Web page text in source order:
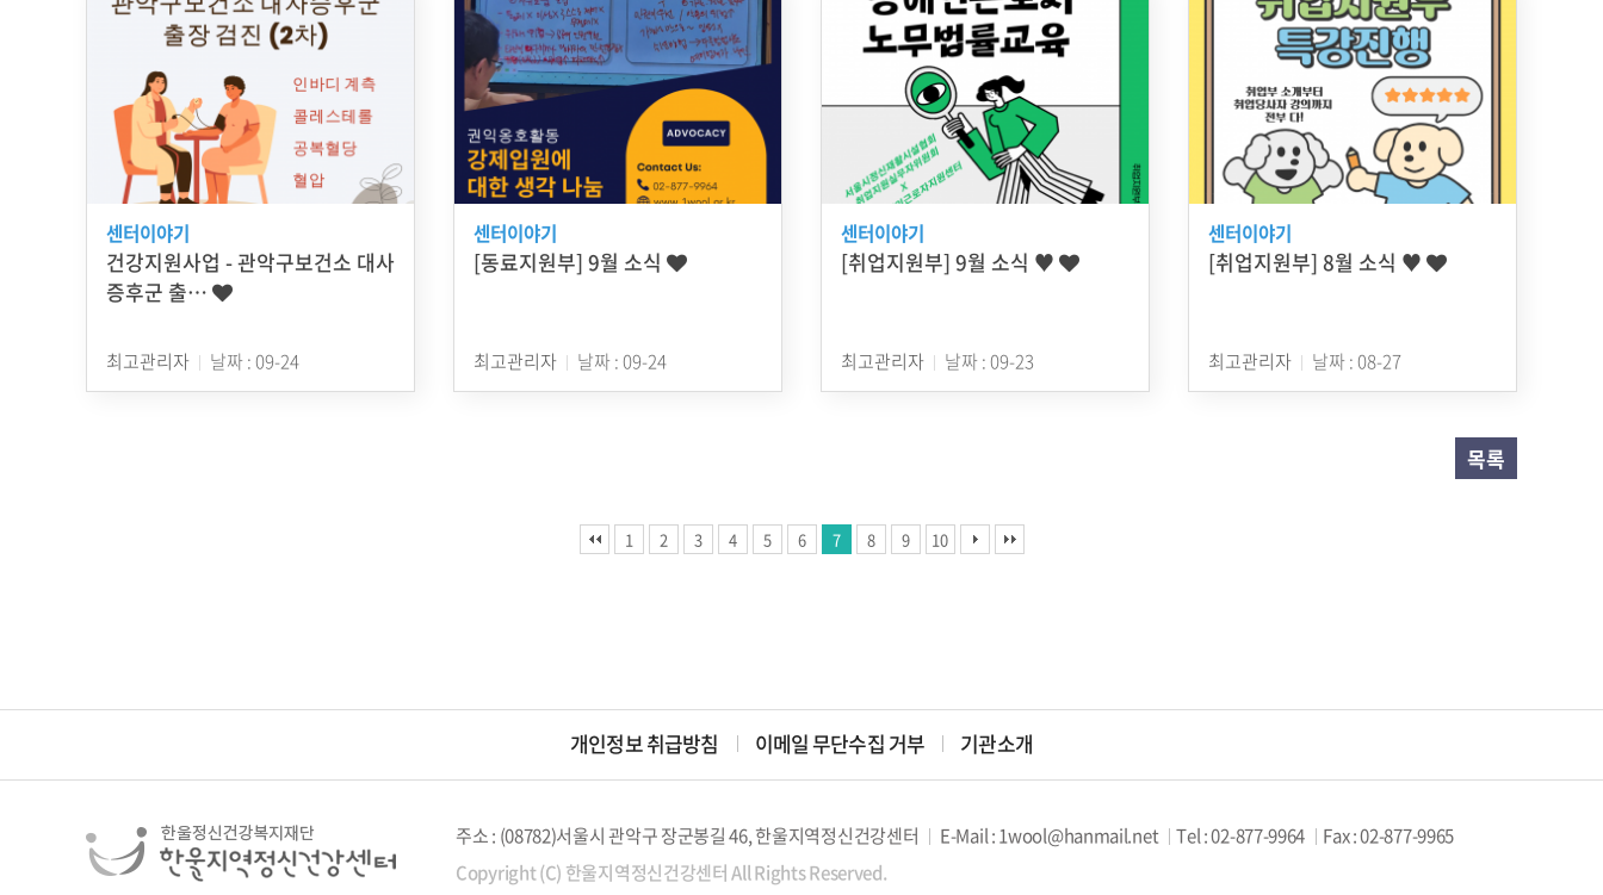
센터이야기
건강지원사업 - 관악구보건소 대사
증후군 출…
최고관리자 날짜 : 09-24
센터이야기
[동료지원부] 9월 소식
최고관리자 날짜 : 09-24
센터이야기
[취업지원부] 9월 소식 ♥
최고관리자 날짜 : 09-23
센터이야기
[취업지원부] 8월 소식 ♥
최고관리자 날짜 : 08-27
목록
1 2 3 4 5 6 7 8 9 10
개인정보 취급방침 이메일 무단수집 거부 기관소개
주소 : (08782)서울시 관악구 장군봉길 46, 한울지역정신건강센터 E-Mail : 1wool@hanmail.net Tel : 02-877-9964
Fax : 02-877-9965
Copyright (C) 한울지역정신건강센터 All Rights Reserved.